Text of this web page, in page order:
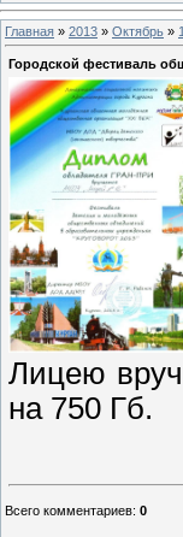
Главная » 2013 » Октябрь »
Городской фестиваль
Лицею
на 750 Гб.
Всего комментариев: 0